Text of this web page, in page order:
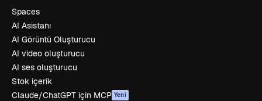
Spaces
AI Asistanı
AI Görüntü Oluşturucu
AI video oluşturucu
AI ses oluşturucu
Stok içerik
Claude/ChatGPT için MCP Yeni